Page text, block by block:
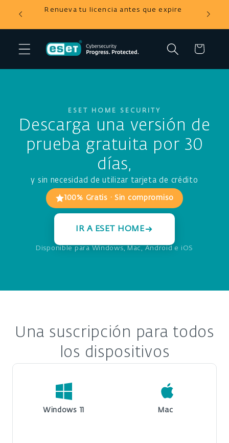
directamenteRenueva tu licencia antes que expire
Carrito
ESET HOME SECURITY
Descarga una versión de
prueba gratuita por 30
días,
y sin necesidad de utilizar tarjeta de crédito
100% Gratis · Sin compromiso
IR A ESET HOME
Disponible para Windows, Mac, Android e iOS
Una suscripción para todos
los dispositivos
Windows 11 Mac